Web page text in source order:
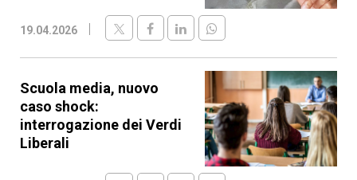
19.04.2026
Scuola media, nuovo
caso shock:
interrogazione dei Verdi
Liberali